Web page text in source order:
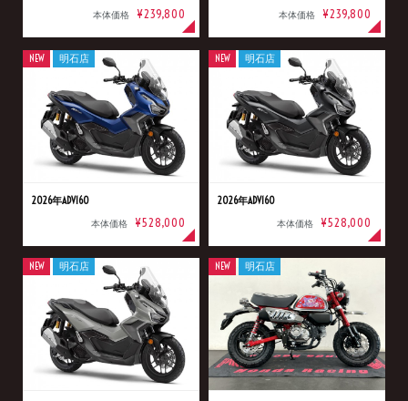
本体価格 ¥239,800 本体価格 ¥239,800
2026年ADV160
本体価格 ¥528,000
NEW 明石店
2026年ADV160
本体価格 ¥528,000
NEW 明石店
NEW 明石店 NEW 明石店